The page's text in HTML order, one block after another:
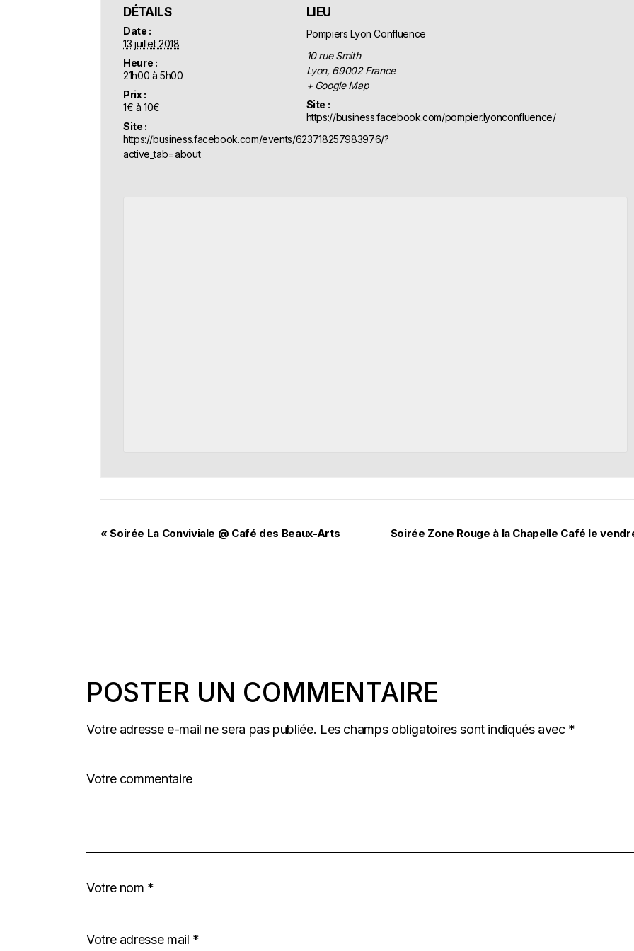
DÉTAILS
Date :
13 juillet 2018
Heure :
21h00 à 5h00
Prix :
1€ à 10€
Site :
https://business.facebook.com/events/623718257983976/?
active_tab=about
LIEU
Pompiers Lyon Confluence
10 rue Smith
Lyon, 69002 France
+ Google Map
Site :
https://business.facebook.com/pompier.lyonconfluence/
« Soirée La Conviviale @ Café des Beaux-Arts
Soirée Zone Rouge à la Chapelle Café le
POSTER UN COMMENTAIRE
Votre adresse e-mail ne sera pas publiée. Les champs obligatoires sont indiqués avec *